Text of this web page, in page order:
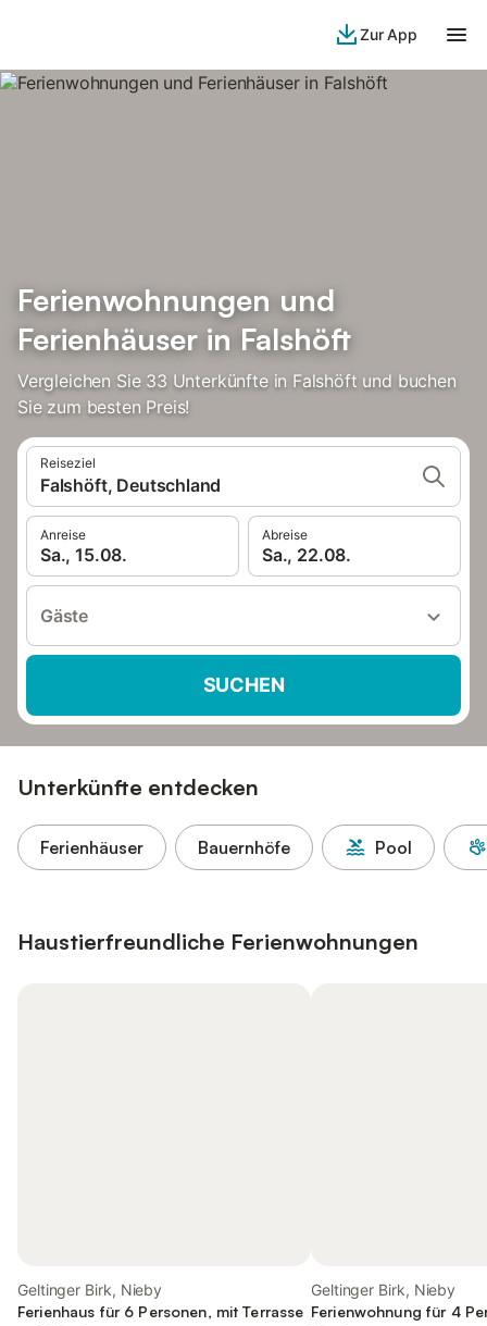
Zur App
Ferienwohnungen und
Ferienhäuser in Falshöft
Vergleichen Sie 33 Unterkünfte in Falshöft und buchen
Sie zum besten Preis!
Reiseziel
Falshöft, Deutschland
Anreise
Sa., 15.08.
Abreise
Sa., 22.08.
Gäste
SUCHEN
Unterkünfte entdecken
Ferienhäuser Bauernhöfe Pool
Haustierfreundliche Ferienwohnungen
Geltinger Birk, Nieby
Ferienhaus für 6 Personen, mit Terrasse
Geltinger Birk, Nieby
Ferienwohnung für 4